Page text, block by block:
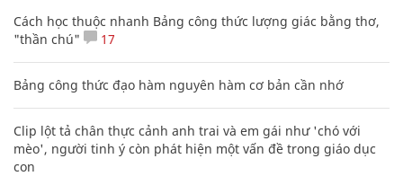
Cách học thuộc nhanh Bảng công thức lượng giác bằng thơ,
"thần chú"
17
Bảng công thức đạo hàm nguyên hàm cơ bản cần nhớ
Clip lột tả chân thực cảnh anh trai và em gái như 'chó với
mèo', người tinh ý còn phát hiện một vấn đề trong giáo dục
con